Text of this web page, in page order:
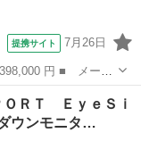
提携サイト 7月26日
レード名： Ａｄ
リゲート ■ 排気
ＯＲＴ ＥｙｅＳｉ
ウンモニタ…